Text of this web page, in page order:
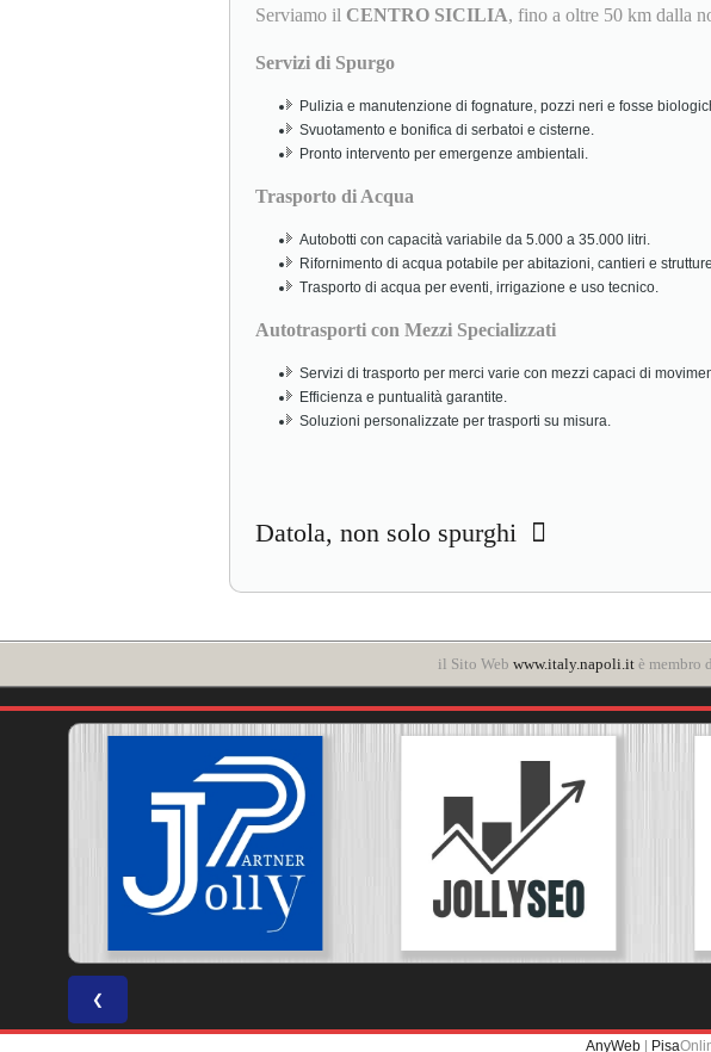
Serviamo il CENTRO SICILIA, fino a oltre 50 km dalla
Servizi di Spurgo
Pulizia e manutenzione di fognature, pozzi neri e fosse
Svuotamento e bonifica di serbatoi e cisterne.
Pronto intervento per emergenze ambientali.
Trasporto di Acqua
Autobotti con capacità variabile da 5.000 a 35.000 litri.
Rifornimento di acqua potabile per abitazioni, cantieri e
Trasporto di acqua per eventi, irrigazione e uso tecnico.
Autotrasporti con Mezzi Specializzati
Servizi di trasporto per merci varie con mezzi capaci di
Efficienza e puntualità garantite.
Soluzioni personalizzate per trasporti su misura.
Datola, non solo spurghi
il Sito Web www.italy.napoli.itè membro
❮
AnyWeb | Pisa